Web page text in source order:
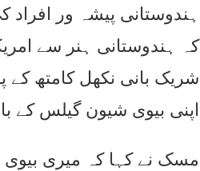
ہندوستانی پیشہ ور
کہ ہندوستانی ہنر سے
شریک بانی نکھل کامتھ کے
اپنی بیوی شیون گیلس کے
مسک نے کہا کہ میری بیوی